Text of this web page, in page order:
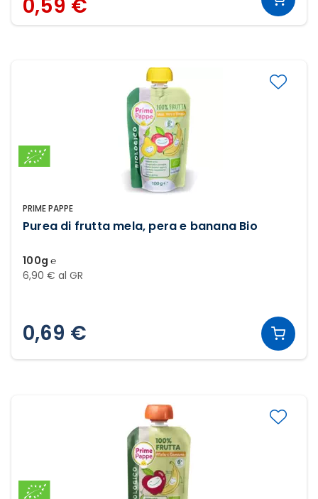
0,59 €
PRIME PAPPE
Purea di frutta mela, pera e banana Bio
100g ℮
6,90 € al GR
0,69 €